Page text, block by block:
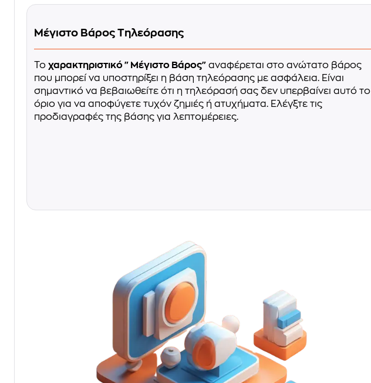
Μέγιστο Βάρος Τηλεόρασης
Το χαρακτηριστικό "Μέγιστο Βάρος" αναφέρεται στο ανώτατο βάρος
που μπορεί να υποστηρίξει η βάση τηλεόρασης με ασφάλεια. Είναι
σημαντικό να βεβαιωθείτε ότι η τηλεόρασή σας δεν υπερβαίνει αυτό το
όριο για να αποφύγετε τυχόν ζημιές ή ατυχήματα. Ελέγξτε τις
προδιαγραφές της βάσης για λεπτομέρειες.